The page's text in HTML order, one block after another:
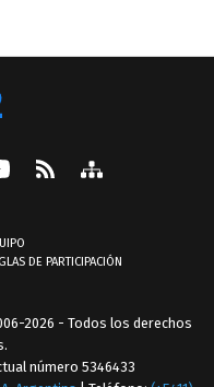
DE PARTICIPACIÓN
2026 - Todos los derechos
número 5346433